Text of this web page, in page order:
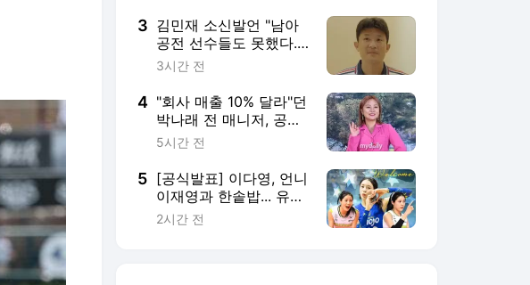
슈해부]
3 김민재 소신발언 "남아
공전 선수들도 못했다...
내부 분위기 바꿔보겠
보며 절치부심 다짐
3시간 전
4 "회사 매출 10% 달라"던
박나래 전 매니저, 공갈
미수 재판行
5시간 전
5 [공식발표] 이다영, 언니
이재영과 한솥밥... 유럽
무대 복귀→투란VC 입
2시간 전